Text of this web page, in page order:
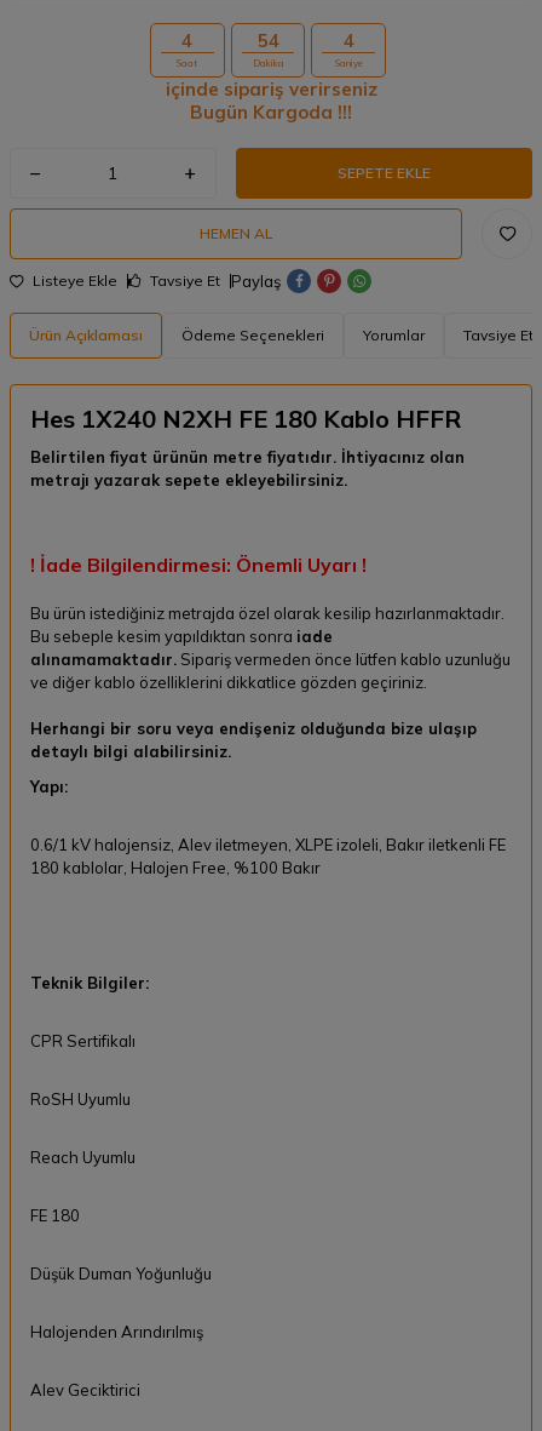
4
Saat
54
Dakika
3
Saniye
içinde sipariş verirseniz
Bugün Kargoda !!!
SEPETE EKLE
HEMEN AL
Listeye Ekle Tavsiye Et Paylaş
Ürün Açıklaması Ödeme Seçenekleri Yorumlar Tavsiye Et
Hes 1X240 N2XH FE 180 Kablo HFFR
Belirtilen fiyat ürünün metre fiyatıdır. İhtiyacınız olan
metrajı yazarak sepete ekleyebilirsiniz.
! İade Bilgilendirmesi: Önemli Uyarı !
Bu ürün istediğiniz metrajda özel olarak kesilip hazırlanmaktadır.
Bu sebeple kesim yapıldıktan sonra iade
alınamamaktadır. Sipariş vermeden önce lütfen kablo uzunluğu
ve diğer kablo özelliklerini dikkatlice gözden geçiriniz.
Herhangi bir soru veya endişeniz olduğunda bize ulaşıp
detaylı bilgi alabilirsiniz.
Yapı:
0.6/1 kV halojensiz, Alev iletmeyen, XLPE izoleli, Bakır iletkenli FE
180 kablolar, Halojen Free, %100 Bakır
Teknik Bilgiler:
CPR Sertifikalı
RoSH Uyumlu
Reach Uyumlu
FE 180
Düşük Duman Yoğunluğu
Halojenden Arındırılmış
Alev Geciktirici